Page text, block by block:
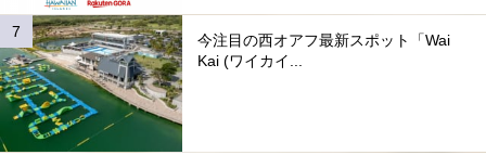
今注目の西オアフ最新スポット「Wai
Kai (ワイカイ...